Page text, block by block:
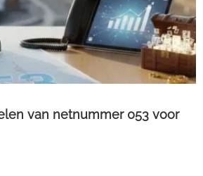
van netnummer 053 voor